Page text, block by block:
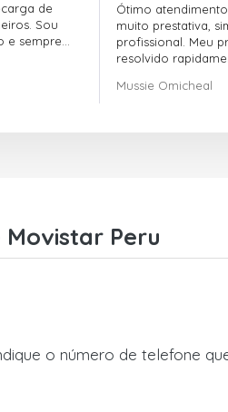
de
Sou
e sempre
Ótimo
muito prestativa,
profissional. Meu
resolvido
Mussie Omicheal
Peru
o número de telefone